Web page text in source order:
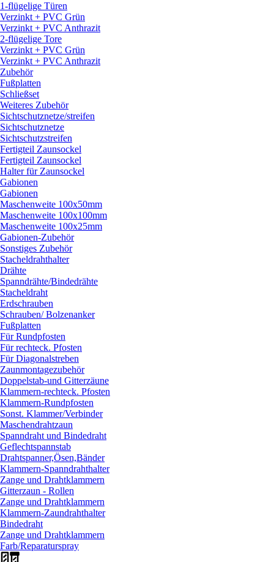
1-flügelige Türen
Verzinkt + PVC Grün
Verzinkt + PVC Anthrazit
2-flügelige Tore
Verzinkt + PVC Grün
Verzinkt + PVC Anthrazit
Zubehör
Fußplatten
Schließset
Weiteres Zubehör
Sichtschutznetze/streifen
Sichtschutznetze
Sichtschutzstreifen
Fertigteil Zaunsockel
Fertigteil Zaunsockel
Halter für Zaunsockel
Gabionen
Gabionen
Maschenweite 100x50mm
Maschenweite 100x100mm
Maschenweite 100x25mm
Gabionen-Zubehör
Sonstiges Zubehör
Stacheldrahthalter
Drähte
Spanndrähte/Bindedrähte
Stacheldraht
Erdschrauben
Schrauben/Bolzenanker
Fußplatten
Für Rundpfosten
Für rechteck. Pfosten
Für Diagonalstreben
Zaunmontagezubehör
Doppelstab-und Gitterzäune
Klammern-rechteck. Pfosten
Klammern-Rundpfosten
Sonst. Klammer/Verbinder
Maschendrahtzaun
Spanndraht und Bindedraht
Geflechtspannstab
Drahtspanner,Ösen,Bänder
Klammern-Spanndrahthalter
Zange und Drahtklammern
Gitterzaun - Rollen
Zange und Drahtklammern
Klammern-Zaundrahthalter
Bindedraht
Zange und Drahtklammern
Farb/Reparaturspray